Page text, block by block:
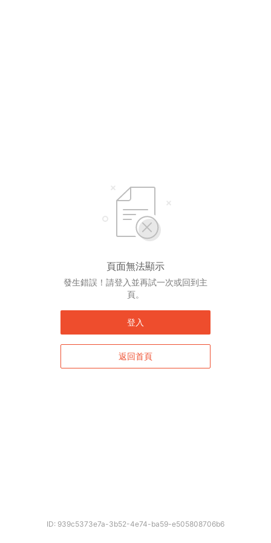
頁面無法顯示
發生錯誤！請登入並再試一次或回到主
頁。
登入
返回首頁
ID: 939c5373e7a-3b52-4e74-ba59-e505808706b6